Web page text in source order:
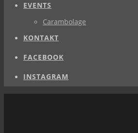
EVENTS
Carambolage
KONTAKT
FACEBOOK
INSTAGRAM